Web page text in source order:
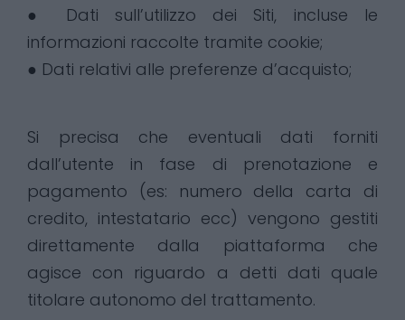
● Dati sull’utilizzo dei Siti, incluse le
informazioni raccolte tramite cookie;
● Dati relativi alle preferenze d’acquisto;
Si precisa che eventuali dati forniti
dall’utente in fase di prenotazione e
pagamento (es: numero della carta di
credito, intestatario ecc) vengono gestiti
direttamente dalla piattaforma che
agisce con riguardo a detti dati quale
titolare autonomo del trattamento.